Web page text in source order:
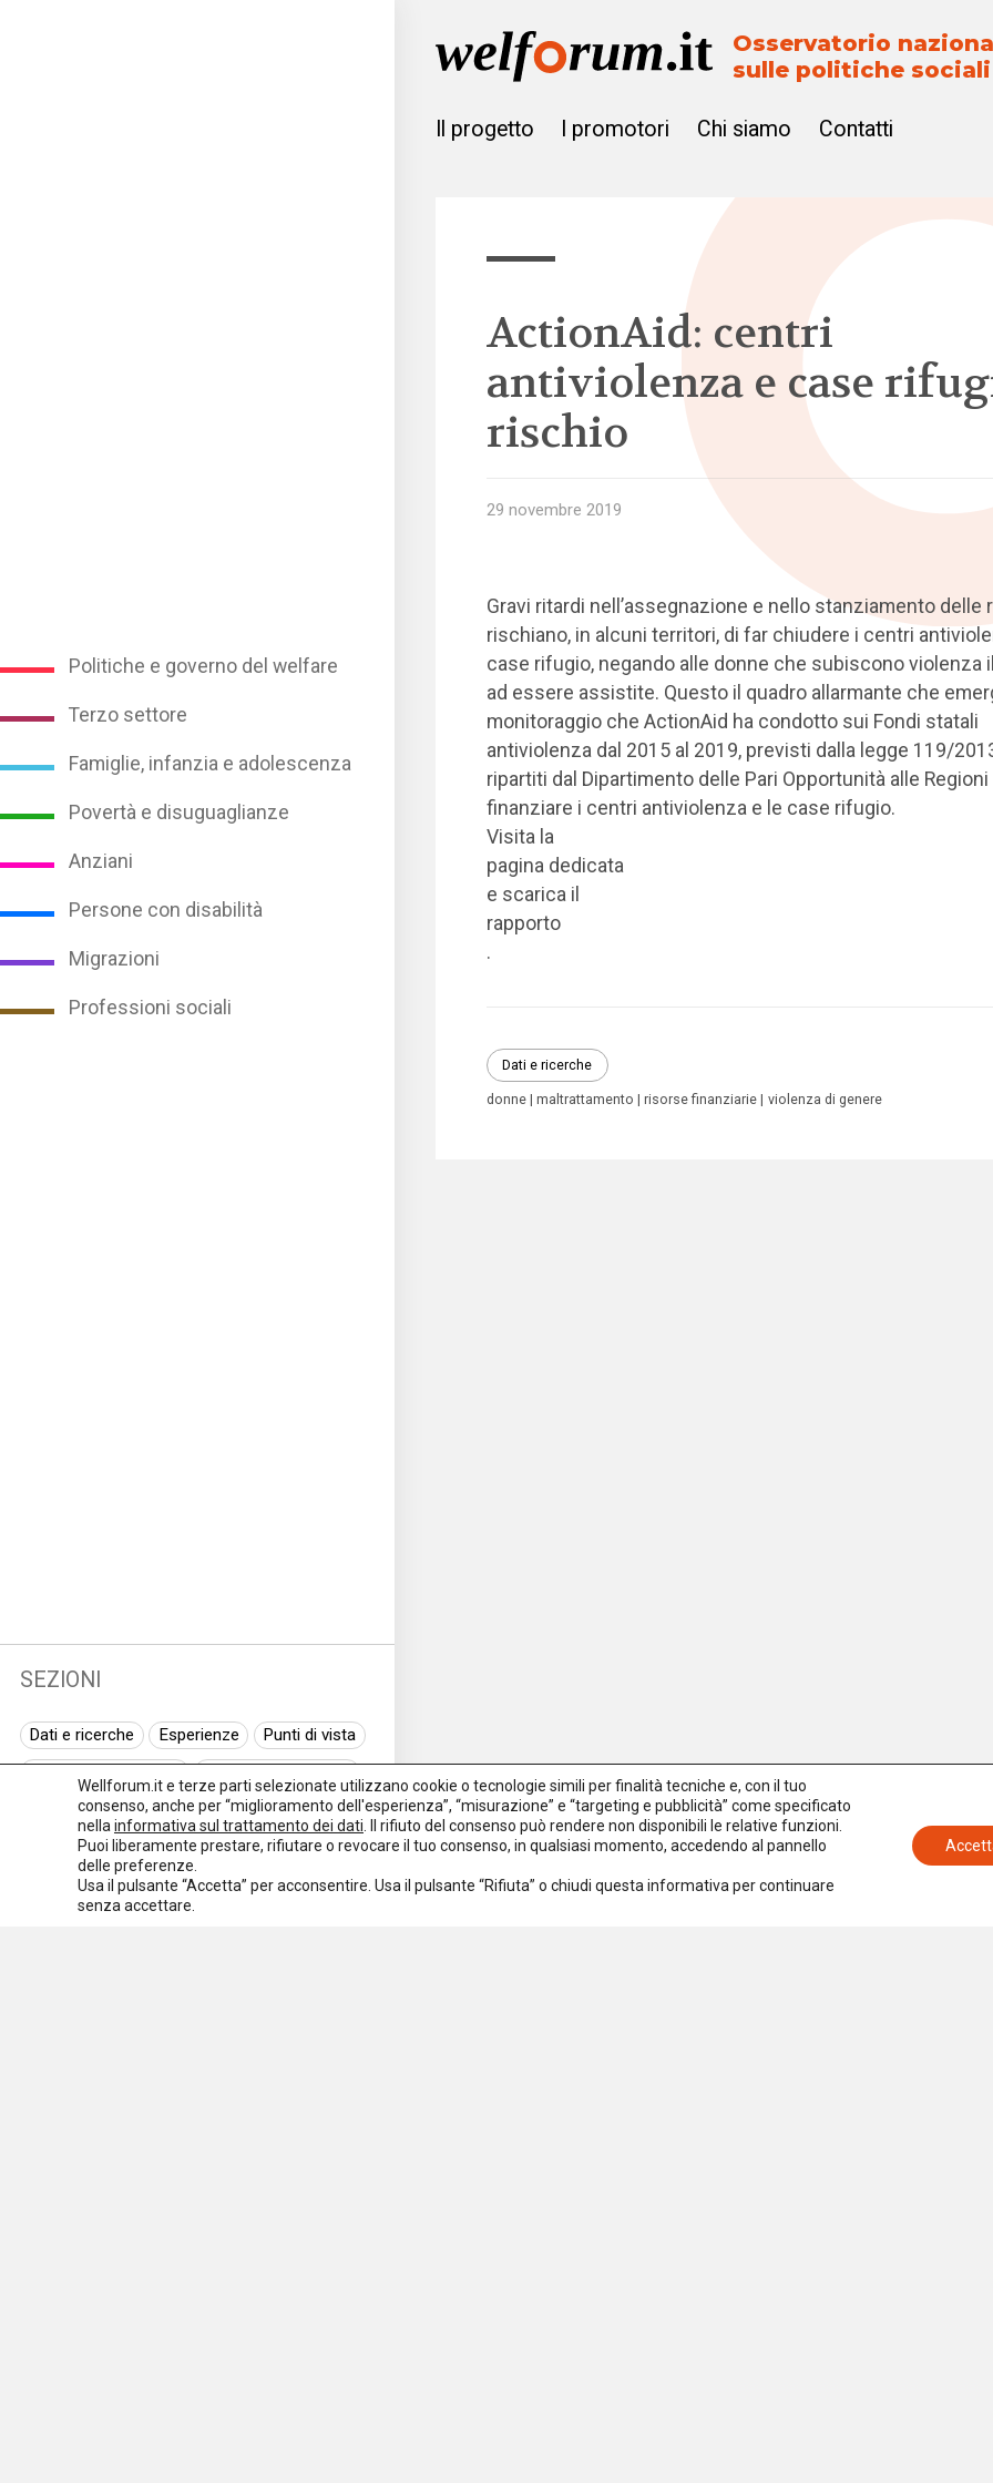
Politiche e governo del welfare
Terzo settore
Famiglie, infanzia e adolescenza
Povertà e disuguaglianze
Anziani
Persone con disabilità
Migrazioni
Professioni sociali
SEZIONI
Dati e ricerche Esperienze
Punti di vista
Normativa europea
Rassegna normativa
I seminari di Welforum
Eventi
Spazio ai promotori
Osservatorio
sulle politiche sociali
Il progetto I promotori Chi siamo Contatti
ActionAid: centri
antiviolenza e case
rischio
29 novembre 2019
Gravi ritardi nell’assegnazione e nello stanziamento delle
rischiano, in alcuni territori, di far chiudere i centri
case rifugio, negando alle donne che subiscono violenza
ad essere assistite. Questo il quadro allarmante che
monitoraggio che ActionAid ha condotto sui Fondi statali
antiviolenza dal 2015 al 2019, previsti dalla legge 119/
ripartiti dal Dipartimento delle Pari Opportunità alle Regioni
finanziare i centri antiviolenza e le case rifugio.
Visita la
pagina dedicata
e scarica il
rapporto
.
Dati e ricerche
donne maltrattamento risorse finanziarie violenza di genere
Wellforum.it e terze parti selezionate utilizzano cookie o tecnologie simili per finalità tecniche e, con il tuo
consenso, anche per “miglioramento dell'esperienza”, “misurazione” e “targeting e pubblicità” come specificato
nella informativa sul trattamento dei dati . Il rifiuto del consenso può rendere non disponibili le relative funzioni.
Puoi liberamente prestare, rifiutare o revocare il tuo consenso, in qualsiasi momento, accedendo al pannello
delle preferenze.
Usa il pulsante “Accetta” per acconsentire. Usa il pulsante “Rifiuta” o chiudi questa informativa per continuare
senza accettare.